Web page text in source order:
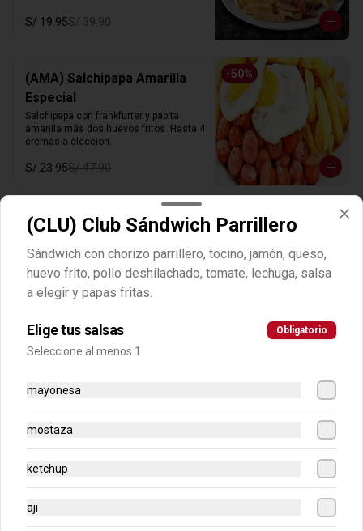
S/ 19.95S/ 39.90
-50%
(AMA) Salchipapa Amarilla
Especial
Salchipapa con frankfurter y papita
amarilla más dos huevos fritos. Hasta 4
cremas a eleccion.
S/ 23.95S/ 47.90
-50%
(AMA) Salchipapa Amarilla a
Salchipapa con frankfurter, papita
amarilla, platanos y huevo frito. Hasta 4
cremas a eleccion.
Amarilla
Salchipapa con frankfurter y papita
huevo frito. Hasta 4 cremas a eleccion.
(AMA) Salchipollo con Papa
(CLU) Club Sándwich Parrillero
Sándwich con chorizo parrillero, tocino, jamón, queso,
huevo frito, pollo deshilachado, tomate, lechuga, salsa
a elegir y papas fritas.
Elige tus salsas Obligatorio
Seleccione al menos 1
mayonesa
mostaza
ketchup
aji